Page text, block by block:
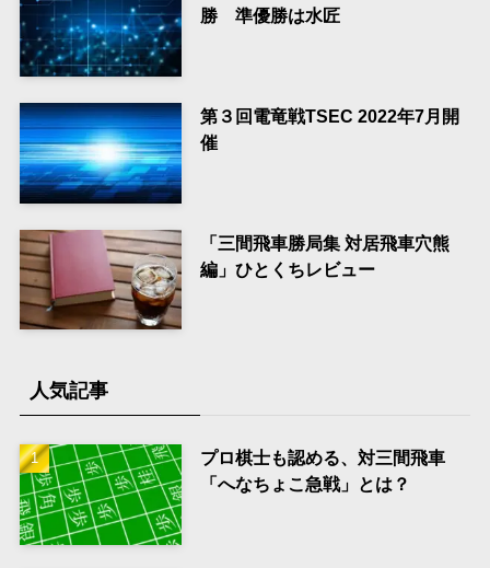
勝 準優勝は水匠
第３回電竜戦TSEC 2022年7月開
催
「三間飛車勝局集 対居飛車穴熊
編」ひとくちレビュー
人気記事
プロ棋士も認める、対三間飛車
「へなちょこ急戦」とは？